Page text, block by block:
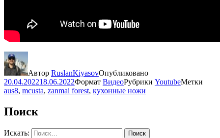
Автор RuslanKiyasovОпубликовано
20.04.202218.06.2022Формат ВидеоРубрики YoutubeМетки
aus8, mcusta, zanmai forest, кухонные ножи
Поиск
Искать: Поиск